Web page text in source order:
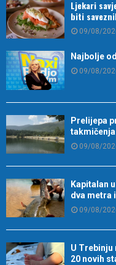
Ljekari
biti
09/08/
Najbolje
09/08/
Prelijepa
09/08/
Kapitalan
dva metra
09/08/
U Trebinju
20 novih